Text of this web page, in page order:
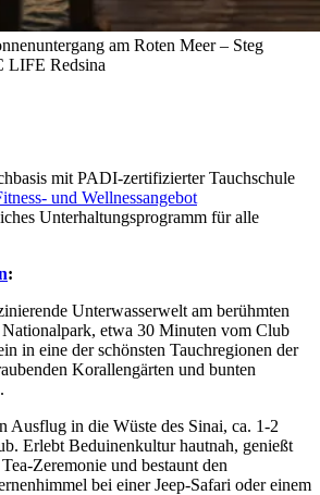
am Roten Meer – Steg
Redsina
mit PADI-zertifizierter Tauchschule
und Wellnessangebot
Unterhaltungsprogramm für alle
:
Unterwasserwelt am berühmten
etwa 30 Minuten vom Club
in eine der schönsten Tauchregionen der
Korallengärten und bunten
Ausflug in die Wüste des Sinai, ca. 1-2
Erlebt Beduinenkultur hautnah, genießt
Zeremonie und bestaunt den
bei einer Jeep-Safari oder einem